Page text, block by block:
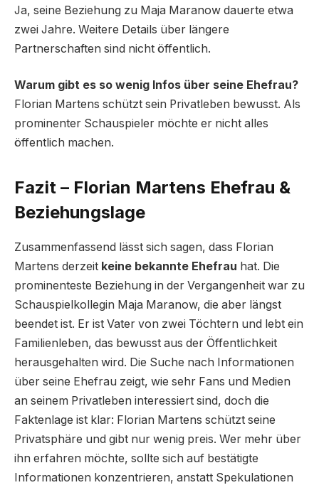
Ja, seine Beziehung zu Maja Maranow dauerte etwa
zwei Jahre. Weitere Details über längere
Partnerschaften sind nicht öffentlich.
Warum gibt es so wenig Infos über seine Ehefrau?
Florian Martens schützt sein Privatleben bewusst. Als
prominenter Schauspieler möchte er nicht alles
öffentlich machen.
Fazit – Florian Martens Ehefrau &
Beziehungslage
Zusammenfassend lässt sich sagen, dass Florian
Martens derzeit keine bekannte Ehefrau hat. Die
prominenteste Beziehung in der Vergangenheit war zu
Schauspielkollegin Maja Maranow, die aber längst
beendet ist. Er ist Vater von zwei Töchtern und lebt ein
Familienleben, das bewusst aus der Öffentlichkeit
herausgehalten wird. Die Suche nach Informationen
über seine Ehefrau zeigt, wie sehr Fans und Medien
an seinem Privatleben interessiert sind, doch die
Faktenlage ist klar: Florian Martens schützt seine
Privatsphäre und gibt nur wenig preis. Wer mehr über
ihn erfahren möchte, sollte sich auf bestätigte
Informationen konzentrieren, anstatt Spekulationen